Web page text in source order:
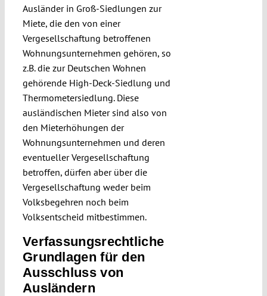
Ausländer in Groß-Siedlungen zur
Miete, die den von einer
Vergesellschaftung betroffenen
Wohnungsunternehmen gehören, so
z.B. die zur Deutschen Wohnen
gehörende High-Deck-Siedlung und
Thermometersiedlung. Diese
ausländischen Mieter sind also von
den Mieterhöhungen der
Wohnungsunternehmen und deren
eventueller Vergesellschaftung
betroffen, dürfen aber über die
Vergesellschaftung weder beim
Volksbegehren noch beim
Volksentscheid mitbestimmen.
Verfassungsrechtliche
Grundlagen für den
Ausschluss von
Ausländern